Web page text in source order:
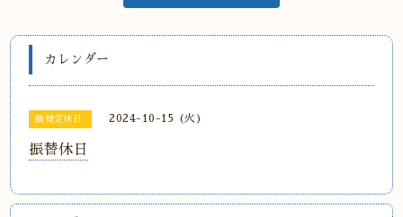
カレンダー
振替定休日 2024-10-15 (火)
振替休日